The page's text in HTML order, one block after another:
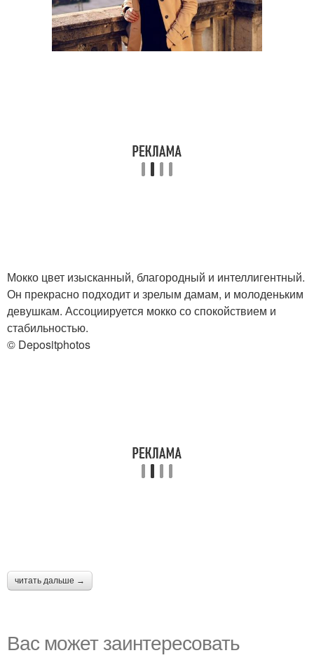
Мокко цвет изысканный, благородный и интеллигентный.
Он прекрасно подходит и зрелым дамам, и молоденьким
девушкам. Ассоциируется мокко со спокойствием и
стабильностью.
© Depositphotos
читать дальше →
Вас может заинтересовать